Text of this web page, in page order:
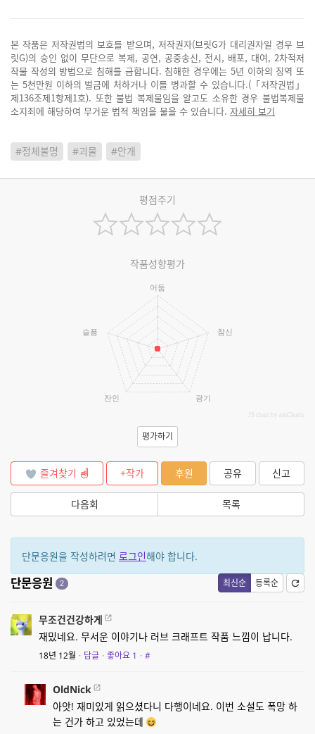
본 작품은 저작권법의 보호를 받으며, 저작권자(브릿G가 대리권자일 경우 브
릿G)의 승인 없이 무단으로 복제, 공연, 공중송신, 전시, 배포, 대여, 2차적저
작물 작성의 방법으로 침해를 금합니다. 침해한 경우에는 5년 이하의 징역 또
는 5천만원 이하의 벌금에 처하거나 이를 병과할 수 있습니다.(「저작권법」
제136조제1항제1호). 또한 불법 복제물임을 알고도 소유한 경우 불법복제물
소지죄에 해당하여 무거운 법적 책임을 물을 수 있습니다. 자세히 보기
#정체불명 #괴물 #안개
평점주기
작품성향평가
어둠
참신
광기
잔인
슬픔
JS chart by amCharts
평가하기
즐겨찾기 +작가 후원 공유 신고
다음회 목록
단문응원을 작성하려면 로그인해야 합니다.
최신순 등록순
단문응원 2
무조건건강하게
재밌네요. 무서운 이야기나 러브 크래프트 작품 느낌이 납니다.
18년 12월 · 답글 · 좋아요 1 · #
OldNick
아앗! 재미있게 읽으셨다니 다행이네요. 이번 소설도 폭망 하
는 건가 하고 있었는데